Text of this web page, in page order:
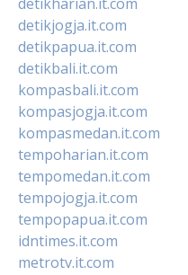
detikjogja.it.com
detikpapua.it.com
detikbali.it.com
kompasbali.it.com
kompasjogja.it.com
kompasmedan.it.com
tempoharian.it.com
tempomedan.it.com
tempojogja.it.com
tempopapua.it.com
idntimes.it.com
metrotv.it.com